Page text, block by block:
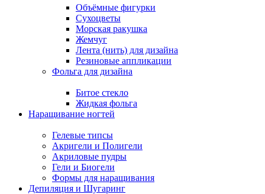
Объёмные фигурки
Сухоцветы
Морская ракушка
Жемчуг
Лента (нить) для дизайна
Резиновые аппликации
Фольга для дизайна
Битое стекло
Жидкая фольга
Наращивание ногтей
Гелевые типсы
Акригели и Полигели
Акриловые пудры
Гели и Биогели
Формы для наращивания
Депиляция и Шугаринг